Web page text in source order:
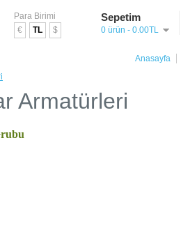
Para Birimi
€
TL $
Sepetim
0 ürün - 0.00TL
Anasayfa
Armatürleri